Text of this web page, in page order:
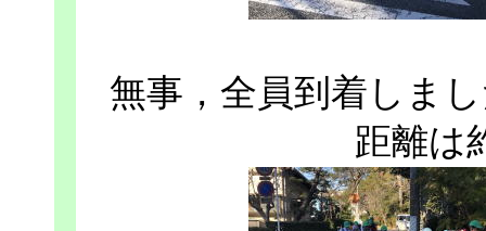
無事，全員到着しま
距離は